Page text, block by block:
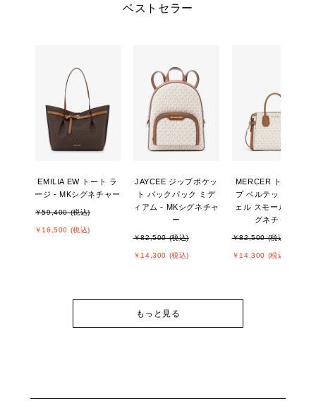
ベストセラー
EMILIA EW トート ラ
ージ - MKシグネチャー
￥59,400 (税込)
￥16,500 (税込)
JAYCEE ジップポケッ
ト バックパック ミデ
ィアム - MKシグネチャ
ー
￥82,500 (税込)
￥14,300 (税込)
MERCER トップジッ
プ ベルテッド サッチ
ェル スモール - MKシ
グネチャー
￥82,500 (税込)
￥14,300 (税込)
もっと見る